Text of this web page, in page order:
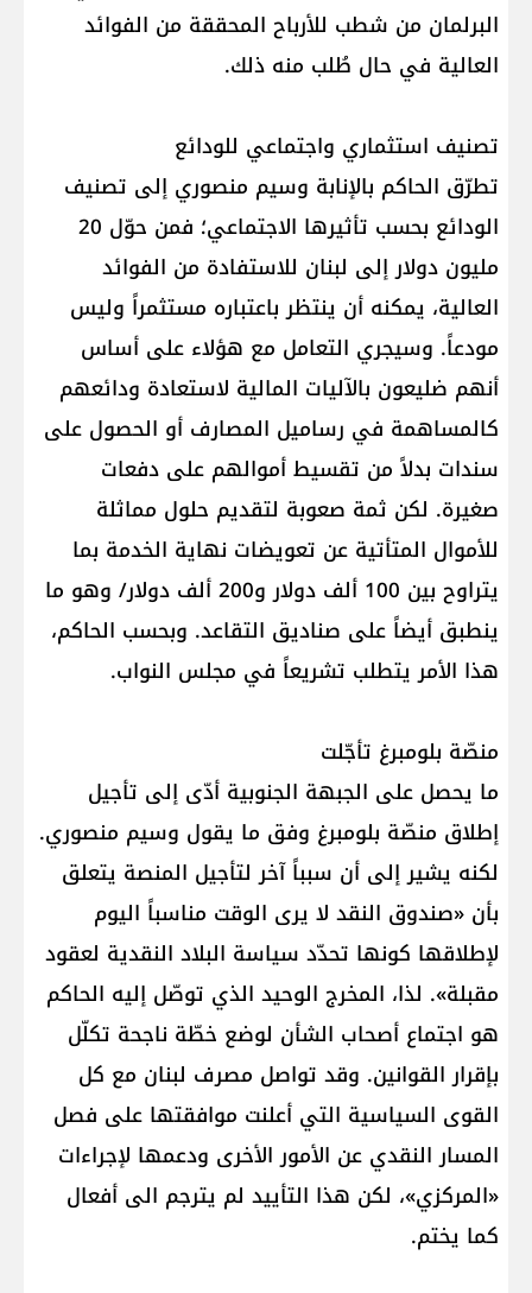
البرلمان من شطب للأرباح المحققة من الفوائد
العالية في حال طُلب منه ذلك.
تصنيف استثماري واجتماعي للودائع
تطرّق الحاكم بالإنابة وسيم منصوري إلى تصنيف
الودائع بحسب تأثيرها الاجتماعي؛ فمن حوّل 20
مليون دولار إلى لبنان للاستفادة من الفوائد
العالية، يمكنه أن ينتظر باعتباره مستثمراً وليس
مودعاً. وسيجري التعامل مع هؤلاء على أساس
أنهم ضليعون بالآليات المالية لاستعادة ودائعهم
كالمساهمة في رساميل المصارف أو الحصول على
سندات بدلاً من تقسيط أموالهم على دفعات
صغيرة. لكن ثمة صعوبة لتقديم حلول مماثلة
للأموال المتأتية عن تعويضات نهاية الخدمة بما
يتراوح بين 100 ألف دولار و200 ألف دولار/ وهو ما
ينطبق أيضاً على صناديق التقاعد. وبحسب الحاكم،
هذا الأمر يتطلب تشريعاً في مجلس النواب.
منصّة بلومبرغ تأجّلت
ما يحصل على الجبهة الجنوبية أدّى إلى تأجيل
إطلاق منصّة بلومبرغ وفق ما يقول وسيم منصوري.
لكنه يشير إلى أن سبباً آخر لتأجيل المنصة يتعلق
بأن «صندوق النقد لا يرى الوقت مناسباً اليوم
لإطلاقها كونها تحدّد سياسة البلاد النقدية لعقود
مقبلة». لذا، المخرج الوحيد الذي توصّل إليه الحاكم
هو اجتماع أصحاب الشأن لوضع خطّة ناجحة تكلّل
بإقرار القوانين. وقد تواصل مصرف لبنان مع كل
القوى السياسية التي أعلنت موافقتها على فصل
المسار النقدي عن الأمور الأخرى ودعمها لإجراءات
«المركزي»، لكن هذا التأييد لم يترجم الى أفعال
كما يختم.